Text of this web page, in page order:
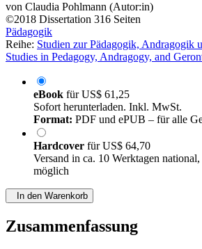
von Claudia Pohlmann (Autor:in)
©2018 Dissertation 316 Seiten
Pädagogik
Reihe: Studien zur Pädagogik, Andragogik
Studies in Pedagogy, Andragogy, and
eBook fürUS$ 61,25
Sofort herunterladen. Inkl. MwSt.
Format: PDF und ePUB – für alle
Hardcover fürUS$ 64,70
Versand in ca. 10 Werktagen
möglich
In den Warenkorb
Zusammenfassung